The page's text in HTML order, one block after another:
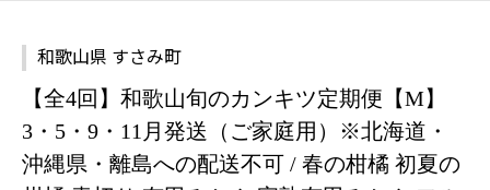
和歌山県 すさみ町
【全4回】和歌山旬のカンキツ定期便【M】
3・5・9・11月発送（ご家庭用）※北海道・
沖縄県・離島への配送不可 / 春の柑橘 初夏の